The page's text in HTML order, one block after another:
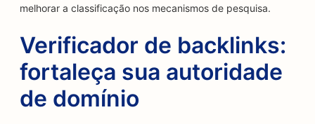
melhorar a classificação nos mecanismos de pesquisa.
Verificador de backlinks:
fortaleça sua autoridade
de domínio